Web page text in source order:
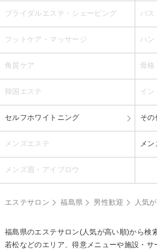
ブライダルエステ・シェービング バス
フットケア・マッサージ ハン
角質ケア 骨格
韓国エステ イ
セルフホワイトニング その
メンズエステ メ
メンズ眉・アイブロウ
エステサロン 福島県 男性歓迎 人気
福島県のエステサロン(人気が高い順)から検
若松などのエリア、得意メニューや施設・